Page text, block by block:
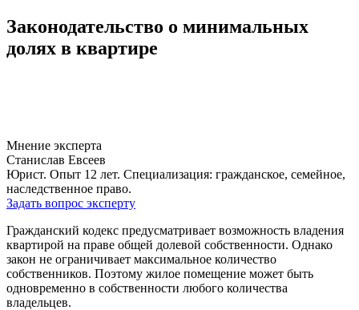
Законодательство о минимальных
долях в квартире
Мнение эксперта
Станислав Евсеев
Юрист. Опыт 12 лет. Специализация: гражданское, семейное,
наследственное право.
Задать вопрос эксперту
Гражданский кодекс предусматривает возможность владения
квартирой на праве общей долевой собственности. Однако
закон не ограничивает максимальное количество
собственников. Поэтому жилое помещение может быть
одновременно в собственности любого количества
владельцев.